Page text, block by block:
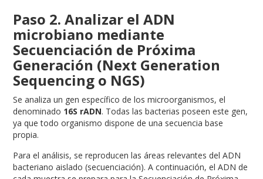
Paso 2. Analizar el ADN
microbiano mediante
Secuenciación de Próxima
Generación (Next Generation
Sequencing o NGS)
Se analiza un gen específico de los microorganismos, el
denominado 16S rADN. Todas las bacterias poseen este gen,
ya que todo organismo dispone de una secuencia base
propia.
Para el análisis, se reproducen las áreas relevantes del ADN
bacteriano aislado (secuenciación). A continuación, el ADN de